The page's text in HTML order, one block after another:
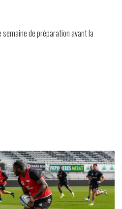
de préparation avant la